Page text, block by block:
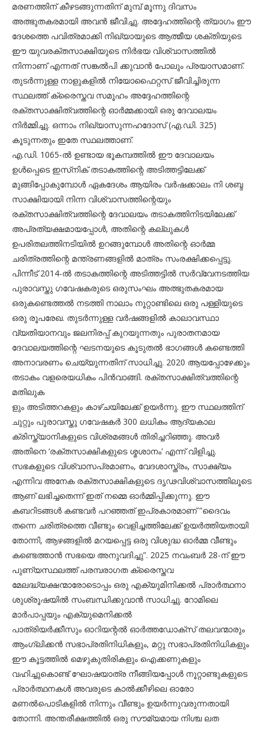
മരണത്തിന് കീഴടങ്ങുന്നതിന് മുമ്പ് മൂന്നു ദിവസം
അത്ഭുതകരമായി അവന്‍ ജീവിച്ചു. അദ്ദേഹത്തിന്റെ ത്യാഗം ഈ
ദേശത്തെ പവിത്രമാക്കി നിഖ്യായുടെ ആത്മീയ ശക്തിയുടെ
ഈ യുവരക്തസാക്ഷിയുടെ നിര്‍ഭയ വിശ്വാസത്തില്‍
നിന്നാണ് എന്നത് സങ്കല്‍പി ക്കുവാന്‍ പോലും പ്രയാസമാണ്.
തുടര്‍ന്നുള്ള നാളുകളില്‍ നിയോഫൈറ്റസ് ജീവിച്ചിരുന്ന
സ്ഥലത്ത് ക്രൈസ്തവ സമൂഹം അദ്ദേഹത്തിന്റെ
രക്തസാക്ഷിത്വത്തിന്റെ ഓര്‍മ്മക്കായി ഒരു ദേവാലയം
നിര്‍മ്മിച്ചു. ഒന്നാം നിഖ്യാസുന്നഹദോസ് (എ.ഡി. 325)
കൂടുന്നതും ഇതേ സ്ഥലത്താണ്.
എ.ഡി. 1065-ല്‍ ഉണ്ടായ ഭൂകമ്പത്തില്‍ ഈ ദേവാലയം
ഉള്‍പ്പെടെ ഇസ്‌നിക് തടാകത്തിന്റെ അടിത്തട്ടിലേക്ക്
മുങ്ങിപ്പോകുമ്പോള്‍ ഏകദേശം ആയിരം വര്‍ഷക്കാലം നി ശബ്ദ
സാക്ഷിയായി നിന്ന വിശ്വാസത്തിന്റെയും
രക്തസാക്ഷിത്വത്തിന്റെ ദേവാലയം തടാകത്തിനിടയിലേക്ക്
അപ്രത്യക്ഷമായപ്പോള്‍, അതിന്റെ കല്ലുകള്‍
ഉപരിതലത്തിനടിയില്‍ ഉറങ്ങുമ്പോള്‍ അതിന്റെ ഓര്‍മ്മ
ചരിത്രത്തിന്റെ മന്ത്രണങ്ങളില്‍ മാത്രം സംരക്ഷിക്കപ്പെട്ടു.
പിന്നീട് 2014-ല്‍ തടാകത്തിന്റെ അടിത്തട്ടില്‍ സര്‍വ്വേനടത്തിയ
പുരാവസ്തു ഗവേഷകരുടെ ഒരുസംഘം അത്ഭുതകരമായ
ഒരുകണ്ടെത്തല്‍ നടത്തി നാലാം നൂറ്റാണ്ടിലെ ഒരു പള്ളിയുടെ
ഒരു രൂപരേഖ. തുടര്‍ന്നുള്ള വര്‍ഷങ്ങളില്‍ കാലാവസ്ഥാ
വ്യതിയാനവും ജലനിരപ്പ് കുറയുന്നതും പുരാതനമായ
ദേവാലയത്തിന്റെ ഘടനയുടെ കൂടുതല്‍ ഭാഗങ്ങള്‍ കണ്ടെത്തി
അനാവരണം ചെയ്യുന്നതിന് സാധിച്ചു. 2020 ആയപ്പോഴേക്കും
തടാകം വളരെയധികം പിന്‍വാങ്ങി. രക്തസാക്ഷിത്വത്തിന്റെ
മതിലുക
ളും അടിത്തറകളും കാഴ്ചയിലേക്ക് ഉയര്‍ന്നു. ഈ സ്ഥലത്തിന്
ചുറ്റും പുരാവസ്തു ഗവേഷകര്‍ 300 ലധികം ആദ്യകാല
ക്രിസ്ത്യാനികളുടെ വിശ്രമങ്ങള്‍ തിരിച്ചറിഞ്ഞു. അവര്‍
അതിനെ ‘രക്തസാക്ഷികളുടെ ശ്മശാനം’ എന്ന് വിളിച്ചു.
സഭകളുടെ വിശ്വാസപ്രമാണം, വേദശാസ്ത്രം, സാക്ഷ്യം
എന്നിവ അനേക രക്തസാക്ഷികളുടെ ദൃഢവിശ്വാസത്തിലൂടെ
ആണ് ലഭിച്ചതെന്ന് ഇത് നമ്മെ ഓര്‍മ്മിപ്പിക്കുന്നു. ഈ
കബറിടങ്ങള്‍ കണ്ടവര്‍ പറഞ്ഞത് ഇപ്രകാരമാണ് ”ദൈവം
തന്നെ ചരിത്രത്തെ വീണ്ടും വെളിച്ചത്തിലേക്ക് ഉയര്‍ത്തിയതായി
തോന്നി, ആഴങ്ങളില്‍ മറയപ്പെട്ട ഒരു വിശുദ്ധ ഓര്‍മ്മ വീണ്ടും
കണ്ടെത്താന്‍ സഭയെ അനുവദിച്ചു”. 2025 നവംബര്‍ 28-ന് ഈ
പുണ്യസ്ഥലത്ത് പരമ്പരാഗത ക്രൈസ്തവ
മേലദ്ധ്യക്ഷന്മാരോടൊപ്പം ഒരു എക്യുമിനിക്കല്‍ പ്രാര്‍ത്ഥനാ
ശുശ്രൂഷയില്‍ സംബന്ധിക്കുവാന്‍ സാധിച്ചു. റോമിലെ
മാര്‍പാപ്പയും എക്യുമെനിക്കല്‍
പാത്രിയര്‍ക്കീസും ഓറിയന്റല്‍ ഓര്‍ത്തഡോക്‌സ് തലവന്മാരും
ആംഗ്ലിക്കന്‍ സഭാപ്രതിനിധികളും, മറ്റു സഭാപ്രതിനിധികളും
ഈ കൂട്ടത്തില്‍ മെഴുകുതിരികളും ഐക്കണുകളും
വഹിച്ചുകൊണ്ട് ഘോഷയാത്ര നീങ്ങിയപ്പോള്‍ നൂറ്റാണ്ടുകളുടെ
പ്രാര്‍ത്ഥനകള്‍ അവരുടെ കാല്‍ക്കീഴിലെ ഓരോ
മണല്‍പൊടികളില്‍ നിന്നും വീണ്ടും ഉയര്‍ന്നുവരുന്നതായി
തോന്നി. അന്തരീക്ഷത്തില്‍ ഒരു സൗമ്യമായ നിശ്ച ലത